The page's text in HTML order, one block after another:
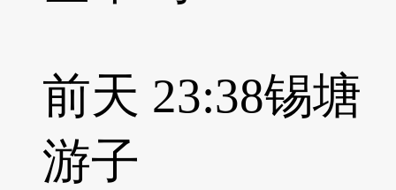
前天 23:38锡塘
游子